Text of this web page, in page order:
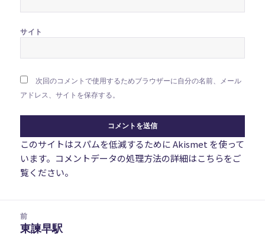
サイト
次回のコメントで使用するためブラウザーに自分の名前、メール
アドレス、サイトを保存する。
このサイトはスパムを低減するために Akismet を使って
います。 コメントデータの処理方法の詳細はこちらをご
覧ください。
前
前
東諫早駅